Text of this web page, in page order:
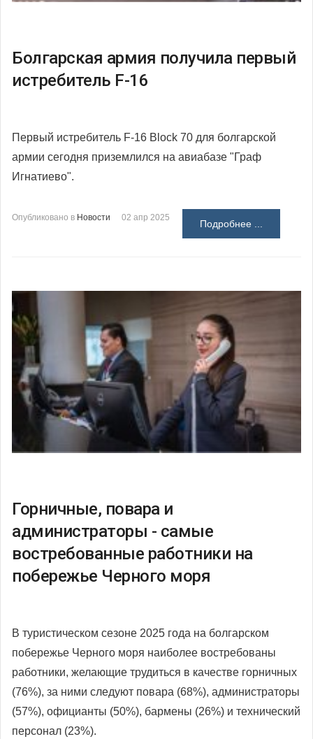
Болгарская армия получила первый
истребитель F-16
Первый истребитель F-16 Block 70 для болгарской
армии сегодня приземлился на авиабазе "Граф
Игнатиево".
Опубликовано в Новости 02 апр 2025
Подробнее ...
Горничные, повара и
администраторы - самые
востребованные работники на
побережье Черного моря
В туристическом сезоне 2025 года на болгарском
побережье Черного моря наиболее востребованы
работники, желающие трудиться в качестве горничных
(76%), за ними следуют повара (68%), администраторы
(57%), официанты (50%), бармены (26%) и технический
персонал (23%).